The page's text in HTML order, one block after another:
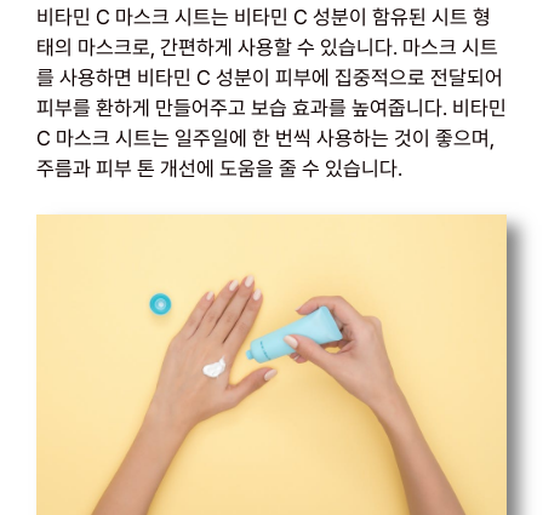
비타민 C 마스크 시트는 비타민 C 성분이 함유된 시트 형
태의 마스크로, 간편하게 사용할 수 있습니다. 마스크 시트
를 사용하면 비타민 C 성분이 피부에 집중적으로 전달되어
피부를 환하게 만들어주고 보습 효과를 높여줍니다. 비타민
C 마스크 시트는 일주일에 한 번씩 사용하는 것이 좋으며,
주름과 피부 톤 개선에 도움을 줄 수 있습니다.